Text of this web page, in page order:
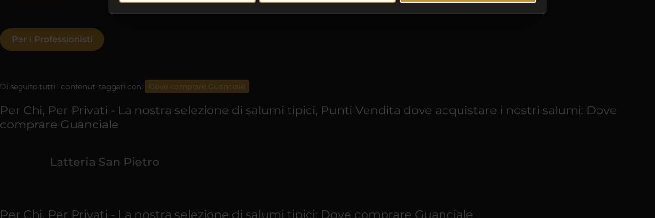
Per i Professionisti
Di seguito tutti i contenuti taggati con: Dove comprare Guanciale
Per Chi, Per Privati - La nostra selezione di salumi tipici, Punti Vendita dove acquistare i nostri salumi: Dove
comprare Guanciale
Latteria San Pietro
Per Chi, Per Privati - La nostra selezione di salumi tipici: Dove comprare Guanciale